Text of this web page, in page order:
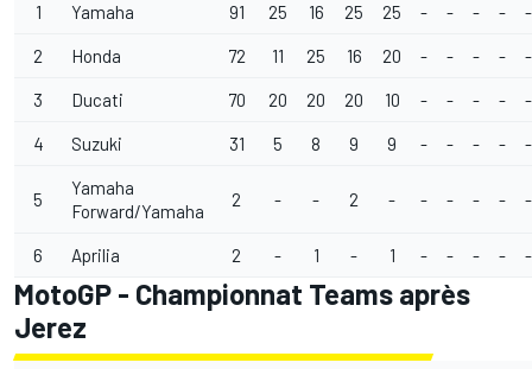
1 Yamaha 91 25 16 25 25 - - - - -
2 Honda 72 11 25 16 20 - - - - -
3 Ducati 70 20 20 20 10 - - - - -
4 Suzuki 31 5 8 9 9 - - - - -
5
Yamaha
Forward/Yamaha
2 - - 2 - - - - - -
6 Aprilia 2 - 1 - 1 - - - - -
MotoGP - Championnat Teams après
Jerez